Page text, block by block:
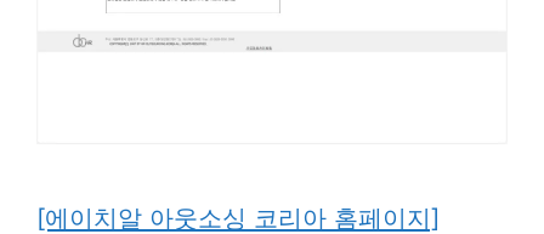
[에이치알 아웃소싱 코리아 홈페이지]